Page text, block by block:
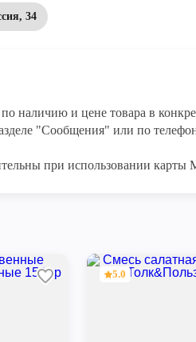
34
наличию и цене товара в
"Сообщения" или по
при использовании карты
5.0